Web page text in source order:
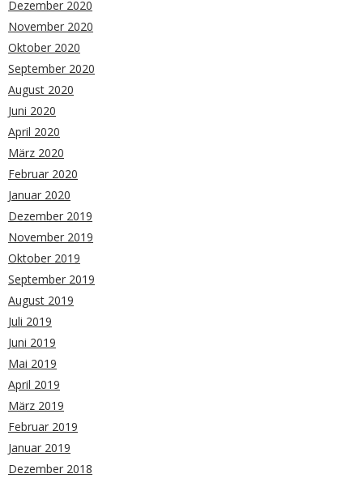
Dezember 2020
November 2020
Oktober 2020
September 2020
August 2020
Juni 2020
April 2020
März 2020
Februar 2020
Januar 2020
Dezember 2019
November 2019
Oktober 2019
September 2019
August 2019
Juli 2019
Juni 2019
Mai 2019
April 2019
März 2019
Februar 2019
Januar 2019
Dezember 2018